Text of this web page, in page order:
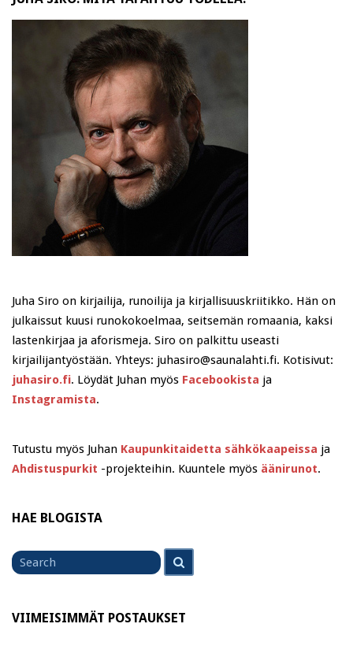
Juha Siro on kirjailija, runoilija ja kirjallisuuskriitikko. Hän on
julkaissut kuusi runokokoelmaa, seitsemän romaania, kaksi
lastenkirjaa ja aforismeja. Siro on palkittu useasti
kirjailijantyöstään. Yhteys: juhasiro@saunalahti.fi. Kotisivut:
juhasiro.fi. Löydät Juhan myös Facebookista ja
Instagramista.
Tutustu myös Juhan Kaupunkitaidetta sähkökaapeissa ja
Ahdistuspurkit -projekteihin. Kuuntele myös äänirunot.
HAE BLOGISTA
Search
for
VIIMEISIMMÄT POSTAUKSET